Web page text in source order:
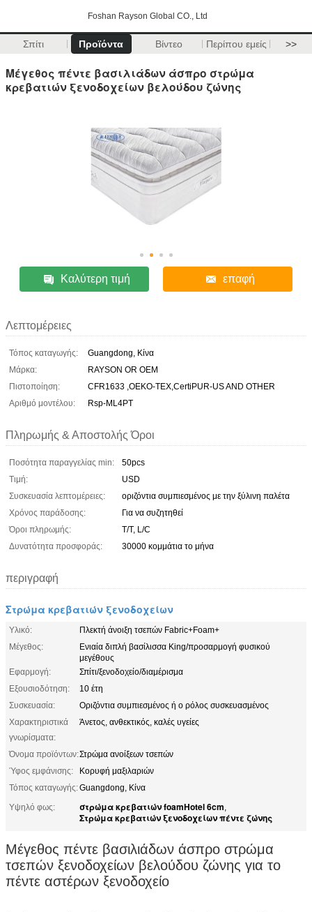
Foshan Rayson Global CO., Ltd
Σπίτι Προϊόντα Βίντεο Περίπου εμείς >>
Μέγεθος πέντε βασιλιάδων άσπρο στρώμα
κρεβατιών ξενοδοχείων βελούδου ζώνης
Καλύτερη τιμή επαφή
Λεπτομέρειες
Τόπος καταγωγής:
Guangdong, Κίνα
Μάρκα:
RAYSON OR OEM
Πιστοποίηση:
CFR1633 ,OEKO-TEX,CertiPUR-US AND OTHER
Αριθμό μοντέλου:
Rsp-ML4PT
Πληρωμής & Αποστολής Όροι
Ποσότητα παραγγελίας min:
50pcs
Τιμή:
USD
Συσκευασία λεπτομέρειες:
οριζόντια συμπιεσμένος με την ξύλινη παλέτα
Χρόνος παράδοσης:
Για να συζητηθεί
Όροι πληρωμής:
T/T, L/C
Δυνατότητα προσφοράς:
30000 κομμάτια το μήνα
περιγραφή
Στρώμα κρεβατιών ξενοδοχείων
Υλικό:
Πλεκτή άνοιξη τσεπών Fabric+Foam+
Μέγεθος:
Ενιαία διπλή βασίλισσα King/προσαρμογή φυσικού
μεγέθους
Εφαρμογή:
Σπίτι/ξενοδοχείο/διαμέρισμα
Εξουσιοδότηση:
10 έτη
Συσκευασία:
Οριζόντια συμπιεσμένος ή ο ρόλος συσκευασμένος
Χαρακτηριστικά
γνωρίσματα:
Άνετος, ανθεκτικός, καλές υγείες
Όνομα προϊόντων:Στρώμα ανοίξεων τσεπών
Ύφος εμφάνισης:
Κορυφή μαξιλαριών
Τόπος καταγωγής:Guangdong, Κίνα
Υψηλό φως:
στρώμα κρεβατιών foamHotel 6cm,
Στρώμα κρεβατιών ξενοδοχείων πέντε ζώνης
Μέγεθος πέντε βασιλιάδων άσπρο στρώμα
τσεπών ξενοδοχείων βελούδου ζώνης για το
πέντε αστέρων ξενοδοχείο